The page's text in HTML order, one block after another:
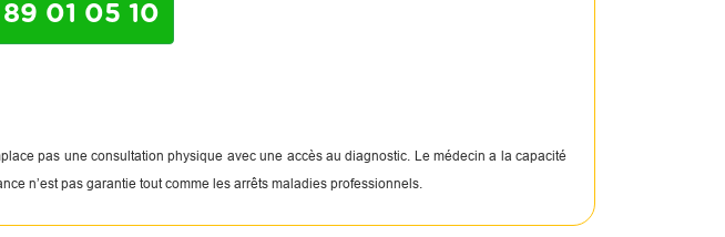
89 01 05 10
pas une consultation physique avec une accès au diagnostic. Le médecin a la capacité
n’est pas garantie tout comme les arrêts maladies professionnels.